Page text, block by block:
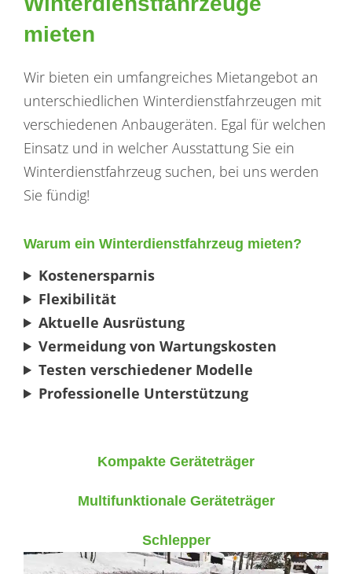
mieten
Wir bieten ein umfangreiches Mietangebot an
unterschiedlichen Winterdienstfahrzeugen mit
verschiedenen Anbaugeräten. Egal für welchen
Einsatz und in welcher Ausstattung Sie ein
Winterdienstfahrzeug suchen, bei uns werden
Sie fündig!
Warum ein Winterdienstfahrzeug mieten?
Kostenersparnis
Flexibilität
Aktuelle Ausrüstung
Vermeidung von Wartungskosten
Testen verschiedener Modelle
Professionelle Unterstützung
Kompakte Geräteträger
Multifunktionale Geräteträger
Schlepper